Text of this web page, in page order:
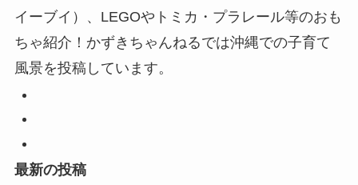
イーブイ）、LEGOやトミカ・プラレール等のおも
ちゃ紹介！かずきちゃんねるでは沖縄での子育て
風景を投稿しています。
最新の投稿